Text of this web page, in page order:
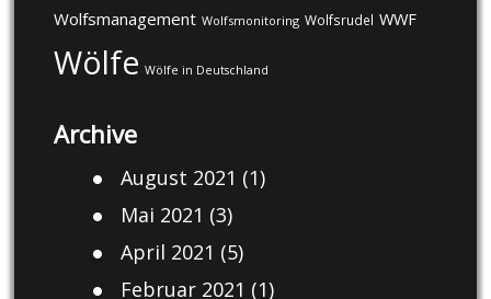
Wolfsmanagement Wolfsmonitoring Wolfsrudel WWF
Wölfe Wölfe in Deutschland
Archive
August 2021 (1)
Mai 2021 (3)
April 2021 (5)
Februar 2021 (1)